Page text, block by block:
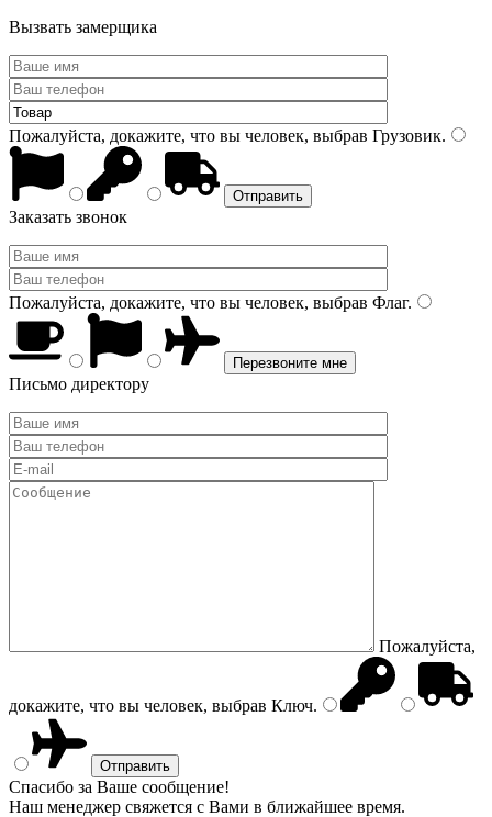
Вызвать замерщика
Пожалуйста, докажите, что вы человек, выбрав Грузовик.
Заказать звонок
Пожалуйста, докажите, что вы человек, выбрав Флаг.
Письмо директору
Пожалуйста,
докажите, что вы человек, выбрав Ключ.
Спасибо за Ваше сообщение!
Наш менеджер свяжется с Вами в ближайшее время.